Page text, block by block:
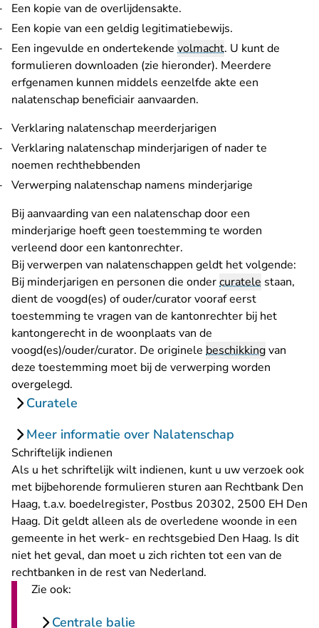
Een kopie van de overlijdensakte.
Een kopie van een geldig legitimatiebewijs.
Een ingevulde en ondertekende volmacht. U kunt de
formulieren downloaden (zie hieronder). Meerdere
erfgenamen kunnen middels eenzelfde akte een
nalatenschap beneficiair aanvaarden.
Verklaring nalatenschap meerderjarigen
Verklaring nalatenschap minderjarigen of nader te
noemen rechthebbenden
Verwerping nalatenschap namens minderjarige
Bij aanvaarding van een nalatenschap door een
minderjarige hoeft geen toestemming te worden
verleend door een kantonrechter.
Bij verwerpen van nalatenschappen geldt het volgende:
Bij minderjarigen en personen die ondercuratele staan,
dient de voogd(es) of ouder/curator vooraf eerst
toestemming te vragen van de kantonrechter bij het
kantongerecht in de woonplaats van de
voogd(es)/ouder/curator. De originele beschikkingvan
deze toestemming moet bij de verwerping worden
overgelegd.
Curatele
Meer informatie over Nalatenschap
Schriftelijk indienen
Als u het schriftelijk wilt indienen, kunt u uw verzoek ook
met bijbehorende formulieren sturen aan Rechtbank Den
Haag, t.a.v. boedelregister, Postbus 20302, 2500 EH Den
Haag. Dit geldt alleen als de overledene woonde in een
gemeente in het werk- en rechtsgebied Den Haag. Is dit
niet het geval, dan moet u zich richten tot een van de
rechtbanken in de rest van Nederland.
Zie ook:
Centrale balie